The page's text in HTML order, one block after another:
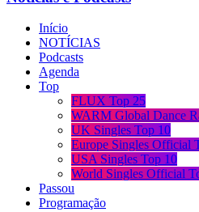
Início
NOTÍCIAS
Podcasts
Agenda
Top
FLUX Top 25
WARM Global Dance
UK Singles Top 10
Europe Singles Official
USA Singles Top 10
World Singles Official
Passou
Programação